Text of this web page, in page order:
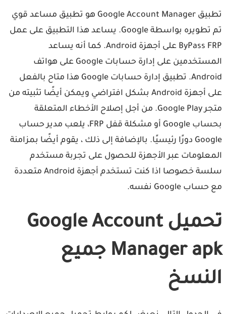
تطبيق Google Account Manager هو تطبيق مساعد قوي
تم تطويره بواسطة Google. يساعد هذا التطبيق على عمل
ByPass FRP على أجهزة Android. كما أنه يساعد
المستخدمين على إدارة حسابات Google على هواتف
Android. تطبيق إدارة حسابات Google هذا متاح بالفعل
على أجهزة Android بشكل افتراضي ويمكن أيضًا تثبيته من
متجر Google Play. من أجل إصلاح الأخطاء المتعلقة
بحساب Google أو مشكلة قفل FRP، يلعب مدير حساب
Google دورًا رئيسيًا. بالإضافة إلى ذلك ، يقوم أيضًا بمزامنة
المعلومات عبر الأجهزة للحصول على تجربة مستخدم
سلسة خصوصا اذا كنت تستخدم أجهزة Android متعددة
مع حساب Google نفسه.
تحميل Google Account
Manager apk جميع
النسخ